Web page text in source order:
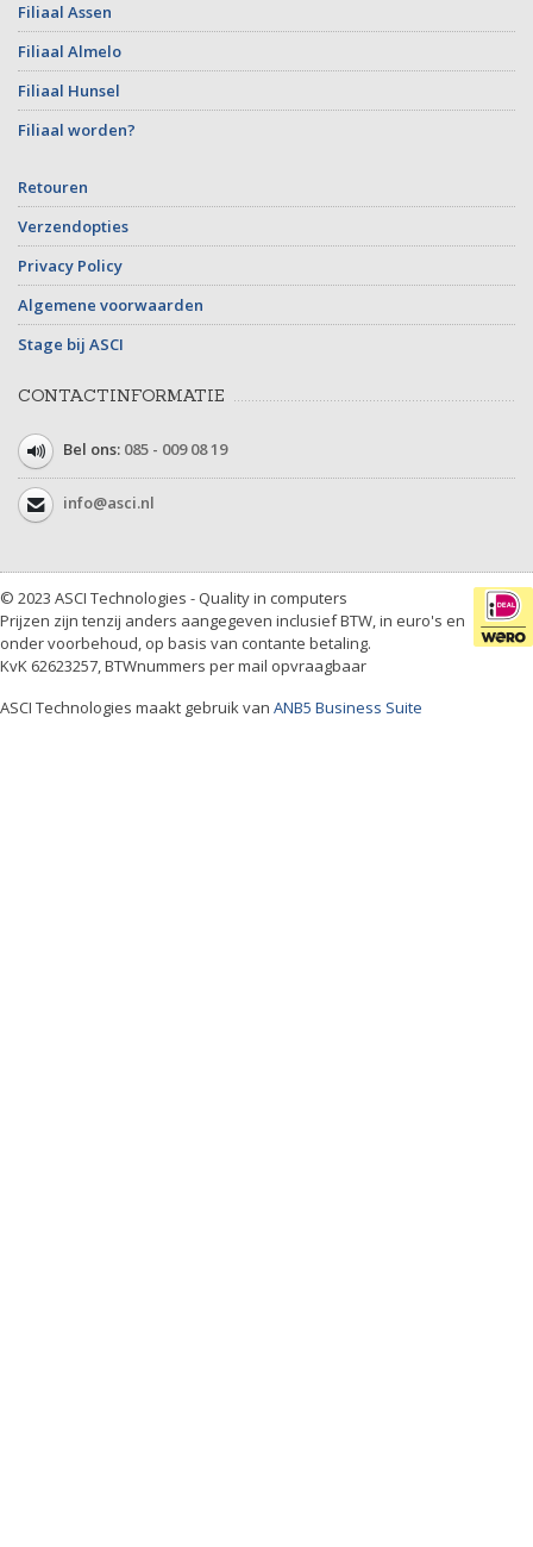
Filiaal Assen
Filiaal Almelo
Filiaal Hunsel
Filiaal worden?
Retouren
Verzendopties
Privacy Policy
Algemene voorwaarden
Stage bij ASCI
CONTACTINFORMATIE
Bel ons: 085 - 009 08 19
info@asci.nl
© 2023 ASCI Technologies - Quality in computers
Prijzen zijn tenzij anders aangegeven inclusief BTW, in euro's en
onder voorbehoud, op basis van contante betaling.
KvK 62623257, BTWnummers per mail opvraagbaar
ASCI Technologies maakt gebruik van ANB5 Business Suite